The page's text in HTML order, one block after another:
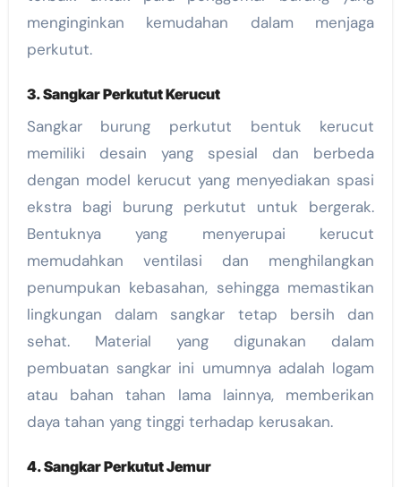
menginginkan kemudahan dalam menjaga
perkutut.
3. Sangkar Perkutut Kerucut
Sangkar burung perkutut bentuk kerucut
memiliki desain yang spesial dan berbeda
dengan model kerucut yang menyediakan spasi
ekstra bagi burung perkutut untuk bergerak.
Bentuknya yang menyerupai kerucut
memudahkan ventilasi dan menghilangkan
penumpukan kebasahan, sehingga memastikan
lingkungan dalam sangkar tetap bersih dan
sehat. Material yang digunakan dalam
pembuatan sangkar ini umumnya adalah logam
atau bahan tahan lama lainnya, memberikan
daya tahan yang tinggi terhadap kerusakan.
4. Sangkar Perkutut Jemur